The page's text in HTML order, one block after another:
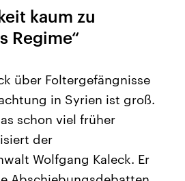
Anhalt
6.
das
aus
USA
Aktuelle Beiträge,
gehören die Vereinigten
den mächtigsten Ländern
mit großem Einfluss auf
kaum zu
Regime“
über Foltergefängnisse
in Syrien ist groß.
schon viel früher
der
Wolfgang Kaleck. Er